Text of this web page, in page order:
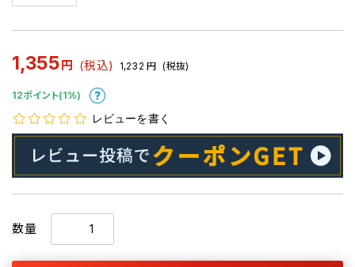
1,355 円 (税込) 1,232 円 (税抜)
12ポイント(1%)
レビューを書く
数量